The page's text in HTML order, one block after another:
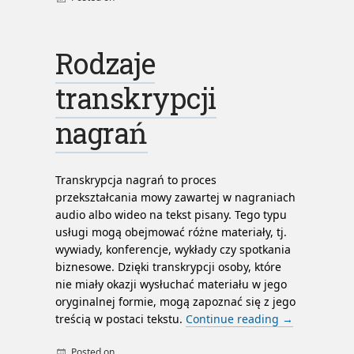
Rodzaje
transkrypcji
nagrań
Transkrypcja nagrań to proces
przekształcania mowy zawartej w nagraniach
audio albo wideo na tekst pisany. Tego typu
usługi mogą obejmować różne materiały, tj.
wywiady, konferencje, wykłady czy spotkania
biznesowe. Dzięki transkrypcji osoby, które
nie miały okazji wysłuchać materiału w jego
oryginalnej formie, mogą zapoznać się z jego
treścią w postaci tekstu. Continue reading →